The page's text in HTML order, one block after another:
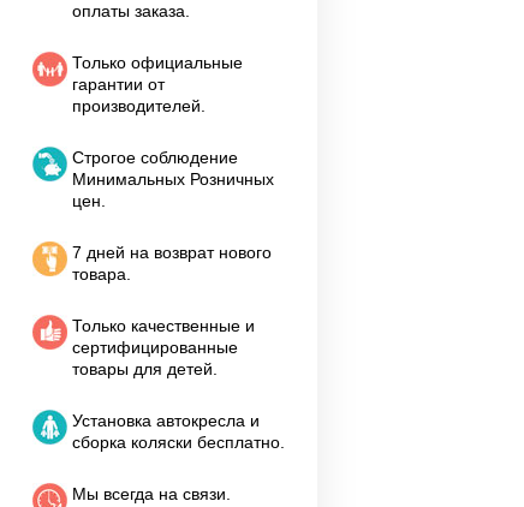
оплаты заказа.
Только официальные
гарантии от
производителей.
Строгое соблюдение
Минимальных Розничных
цен.
7 дней на возврат нового
товара.
Только качественные и
сертифицированные
товары для детей.
Установка автокресла и
сборка коляски бесплатно.
Мы всегда на связи.